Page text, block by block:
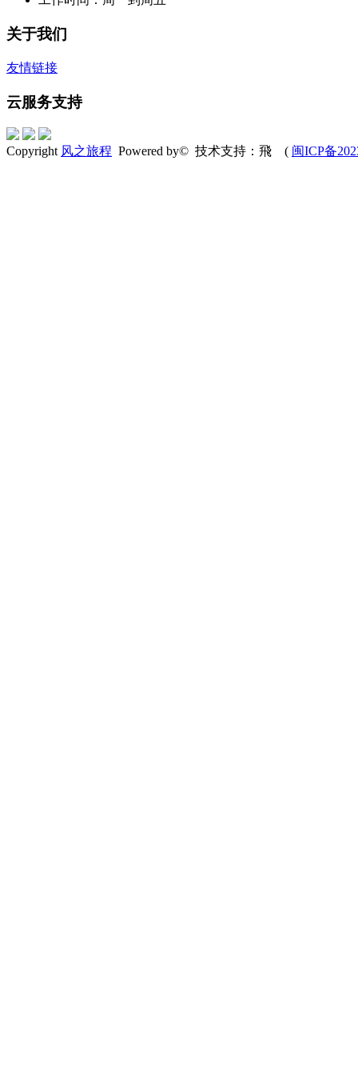
关于我们
友情链接
云服务支持
Copyright 风之旅程 Powered by© 技术支持：飛 ( 闽ICP备